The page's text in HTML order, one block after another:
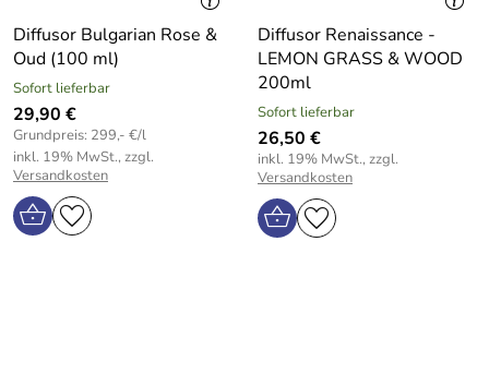
Diffusor Bulgarian Rose &
Oud (100 ml)
Sofort lieferbar
29,90 €
Grundpreis: 299,- €/l
inkl. 19% MwSt., zzgl.
Versandkosten
Diffusor Renaissance -
LEMON GRASS & WOOD
200ml
Sofort lieferbar
26,50 €
inkl. 19% MwSt., zzgl.
Versandkosten